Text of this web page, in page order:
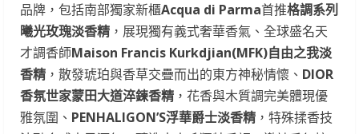
品牌，包括南部獨家新櫃Acqua di Parma首推格調系列
曦光玫瑰淡香精 ，展現獨有義式奢華香氣、全球盛名天
才調香師Maison Francis Kurkdjian(MFK)自由之我淡
香精 ，散發琥珀與香草交疊而出的東方神秘情懷、 DIOR
香氛世家蒙田大道淬鍊香精 ，花香與木質調完美體現優
雅氛圍、 PENHALIGON’S浮華爵士淡香精 ，特殊揉香技